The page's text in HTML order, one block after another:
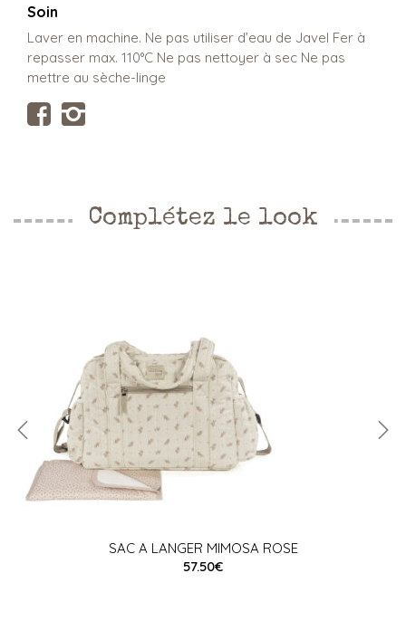
Soin
Laver en machine. Ne pas utiliser d’eau de Javel Fer à
repasser max. 110°C Ne pas nettoyer à sec Ne pas
mettre au sèche-linge
Complétez le look
SAC A LANGER MIMOSA ROSE
57.50€